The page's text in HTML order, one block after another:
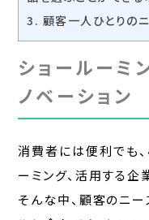
3. 顧客一人ひとりの
ショールーミ
ノベーション
消費者には便利でも
ーミング、活用する企
そんな中、顧客のニー